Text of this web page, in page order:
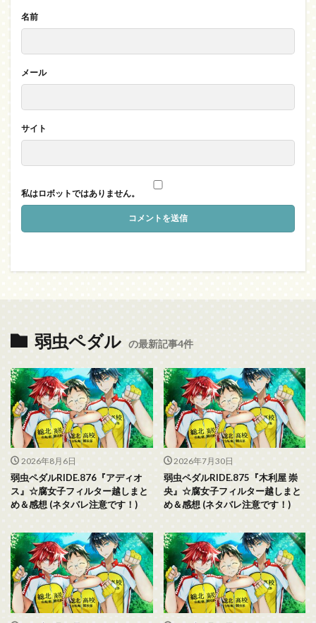
名前
メール
サイト
私はロボットではありません。
弱虫ペダル の最新記事4件
2026年8月6日
弱虫ペダルRIDE.876『アディオ
ス』☆腐女子フィルター越しまと
め＆感想 (ネタバレ注意です！)
2026年7月30日
弱虫ペダルRIDE.875『木利屋 崇
央』☆腐女子フィルター越しまと
め＆感想 (ネタバレ注意です！)